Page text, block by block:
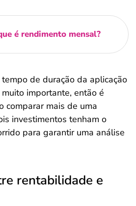
é rendimento mensal?
de duração da aplicação
importante, então é
comparar mais de uma
investimentos tenham o
para garantir uma análise
rentabilidade e